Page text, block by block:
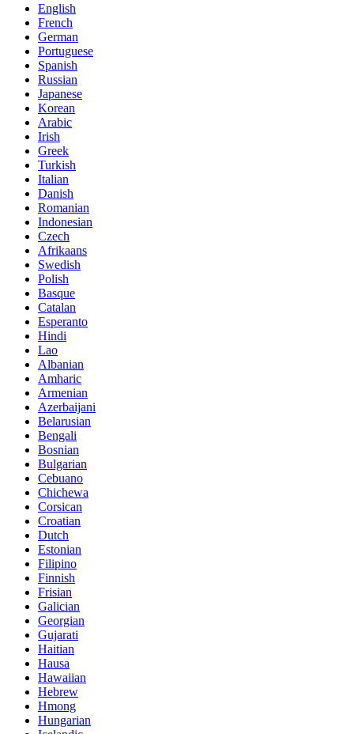
English
French
German
Portuguese
Spanish
Russian
Japanese
Korean
Arabic
Irish
Greek
Turkish
Italian
Danish
Romanian
Indonesian
Czech
Afrikaans
Swedish
Polish
Basque
Catalan
Esperanto
Hindi
Lao
Albanian
Amharic
Armenian
Azerbaijani
Belarusian
Bengali
Bosnian
Bulgarian
Cebuano
Chichewa
Corsican
Croatian
Dutch
Estonian
Filipino
Finnish
Frisian
Galician
Georgian
Gujarati
Haitian
Hausa
Hawaiian
Hebrew
Hmong
Hungarian